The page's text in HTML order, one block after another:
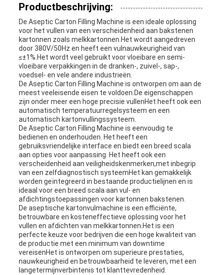
SITEMAP
PRIVACY
POLICY
Productbeschrijving:
De Aseptic Carton Filling Machine is een ideale oplossing
voor het vullen van een verscheidenheid aan bakstenen
kartonnen zoals melkkartonnen.Het wordt aangedreven
door 380V/50Hz en heeft een vulnauwkeurigheid van
≤±1%.Het wordt veel gebruikt voor vloeibare en semi-
vloeibare verpakkingen in de dranken-, zuivel-, sap-,
voedsel- en vele andere industrieën.
De Aseptic Carton Filling Machine is ontworpen om aan de
meest veeleisende eisen te voldoen.De eigenschappen
zijn onder meer een hoge precisie vullenHet heeft ook een
automatisch temperatuurregelsysteem en een
automatisch kartonvullingssysteem.
De Aseptic Carton Filling Machine is eenvoudig te
bedienen en onderhouden. Het heeft een
gebruiksvriendelijke interface en biedt een breed scala
aan opties voor aanpassing. Het heeft ook een
verscheidenheid aan veiligheidskenmerken,met inbegrip
van een zelfdiagnostisch systeemHet kan gemakkelijk
worden geïntegreerd in bestaande productielijnen en is
ideaal voor een breed scala aan vul- en
afdichtingstoepassingen voor kartonnen bakstenen.
De aseptische kartonvulmachine is een efficiënte,
betrouwbare en kosteneffectieve oplossing voor het
vullen en afdichten van melkkartonnen.Het is een
perfecte keuze voor bedrijven die een hoge kwaliteit van
de productie met een minimum van downtime
vereisenHet is ontworpen om superieure prestaties,
nauwkeurigheid en betrouwbaarheid te leveren, met een
langetermijnverbintenis tot klanttevredenheid.